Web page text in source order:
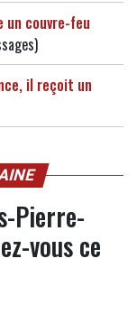
un couvre-feu
il reçoit un
Pierre-
vous ce